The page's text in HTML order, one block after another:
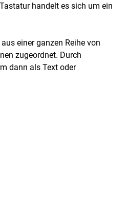
handelt es sich um ein
einer ganzen Reihe von
zugeordnet. Durch
dann als Text oder